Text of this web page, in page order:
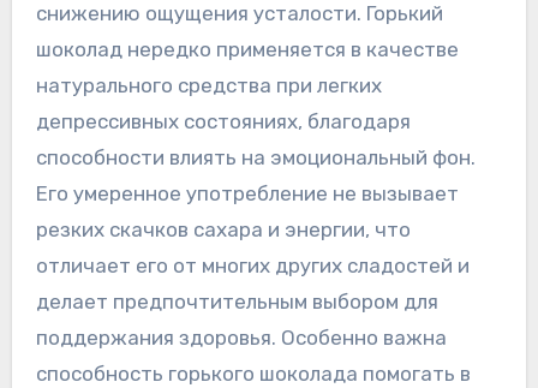
снижению ощущения усталости. Горький
шоколад нередко применяется в качестве
натурального средства при легких
депрессивных состояниях‚ благодаря
способности влиять на эмоциональный фон.
Его умеренное употребление не вызывает
резких скачков сахара и энергии‚ что
отличает его от многих других сладостей и
делает предпочтительным выбором для
поддержания здоровья. Особенно важна
способность горького шоколада помогать в